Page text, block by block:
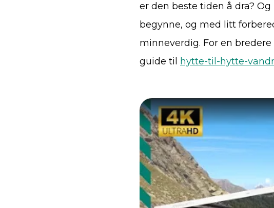
er den beste tiden å dra?
begynne, og med litt
minneverdig. For en
guide til
hytte-til-hytte-